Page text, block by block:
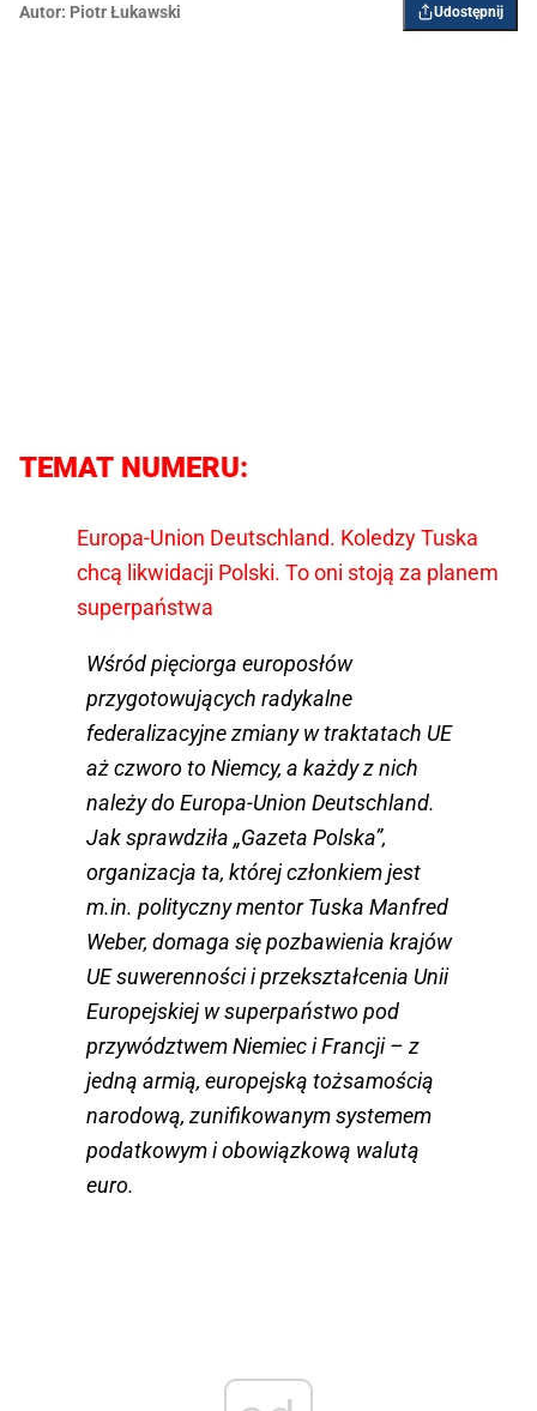
Autor: Piotr Łukawski Udostępnij
TEMAT NUMERU:
Europa-Union Deutschland. Koledzy Tuska
chcą likwidacji Polski. To oni stoją za planem
superpaństwa
Wśród pięciorga europosłów
przygotowujących radykalne
federalizacyjne zmiany w traktatach UE
aż czworo to Niemcy, a każdy z nich
należy do Europa-Union Deutschland.
Jak sprawdziła „Gazeta Polska”,
organizacja ta, której członkiem jest
m.in. polityczny mentor Tuska Manfred
Weber, domaga się pozbawienia krajów
UE suwerenności i przekształcenia Unii
Europejskiej w superpaństwo pod
przywództwem Niemiec i Francji – z
jedną armią, europejską tożsamością
narodową, zunifikowanym systemem
podatkowym i obowiązkową walutą
euro.